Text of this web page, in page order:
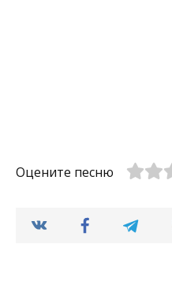
Оцените песню